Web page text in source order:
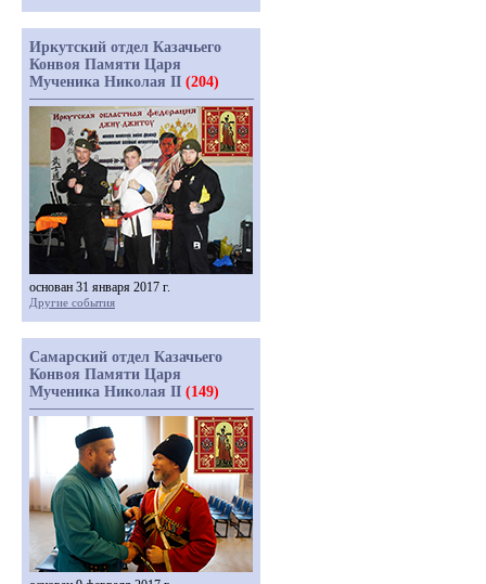
Иркутский отдел Казачьего
Конвоя Памяти Царя
Мученика Николая II (204)
основан 31 января 2017 г.
Другие события
Самарский отдел Казачьего
Конвоя Памяти Царя
Мученика Николая II (149)